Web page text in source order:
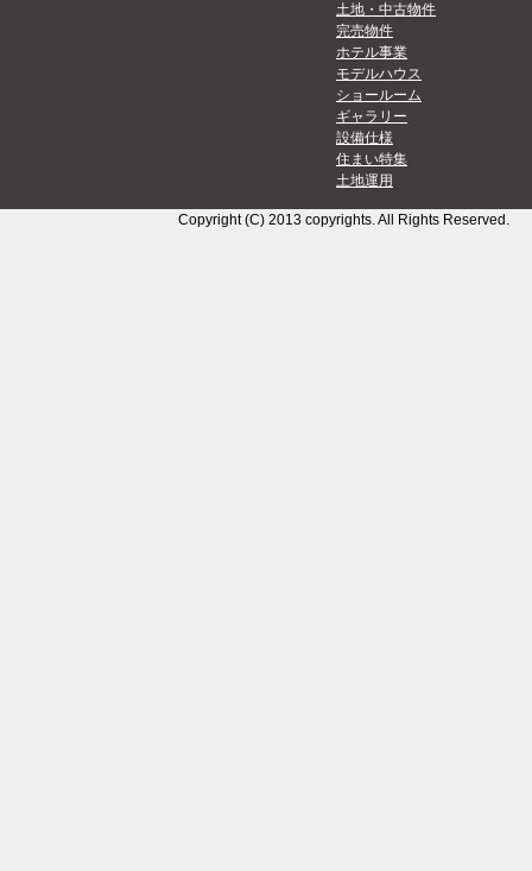
土地・中古物件
完売物件
ホテル事業
モデルハウス
ショールーム
ギャラリー
設備仕様
住まい特集
土地運用
Copyright (C) 2013 copyrights. All Rights Reserved.